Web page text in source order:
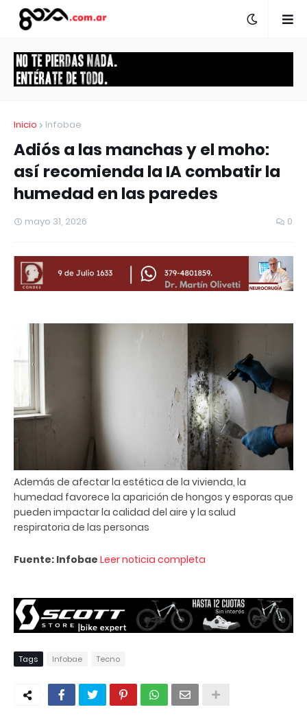
Inicio Infobae
Adiós a las manchas y el moho:
así recomienda la IA combatir la
humedad en las paredes
mayo 31, 2026 0
Además de afectar la estética de la vivienda, la
humedad favorece la aparición de hongos y esporas que
pueden impactar la calidad del aire y la salud
respiratoria de las personas
Fuente: Infobae Leer noticia completa
Tags Infobae Tecno